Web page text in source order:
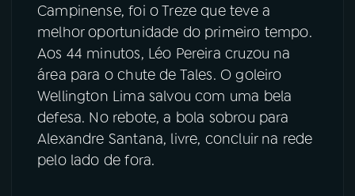
Campinense, foi o Treze que teve a
melhor oportunidade do primeiro tempo.
Aos 44 minutos, Léo Pereira cruzou na
área para o chute de Tales. O goleiro
Wellington Lima salvou com uma bela
defesa. No rebote, a bola sobrou para
Alexandre Santana, livre, concluir na rede
pelo lado de fora.